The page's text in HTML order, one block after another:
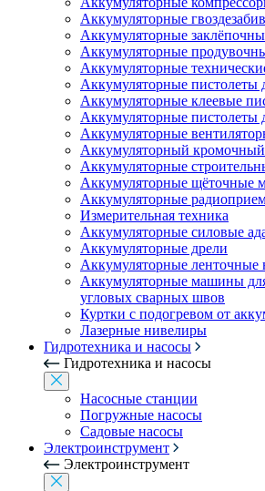
Аккумуляторные
Аккумуляторные
Аккумуляторные
Аккумуляторные
Аккумуляторные пистолеты
Аккумуляторные клеевые
Аккумуляторные пистолеты
Аккумуляторные
Аккумуляторный кромочный
Аккумуляторные
Аккумуляторные щёточные
Аккумуляторные
Измерительная техника
Аккумуляторные силовые
Аккумуляторные дрели
Аккумуляторные ленточные
Аккумуляторные машины
угловых сварных швов
Куртки с подогревом от
Лазерные нивелиры
Гидротехника и насосы
Гидротехника и насосы
Насосные станции
Погружные насосы
Садовые насосы
Электроинструмент
Электроинструмент